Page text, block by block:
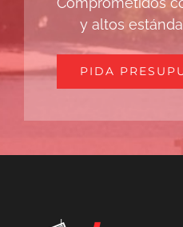
y altos
PIDA